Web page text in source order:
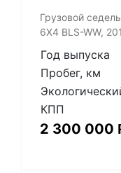
​Грузовой
6X4 BLS-WW,
Год выпуска
Пробег, км
КПП
2 300 000